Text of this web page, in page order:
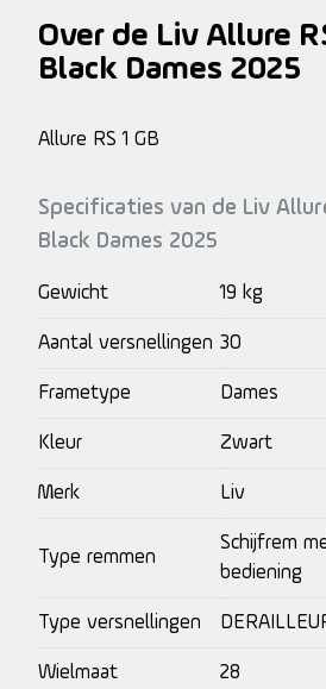
Over de Liv Allure
Black Dames 2025
Allure RS 1 GB
Specificaties van de Liv
Black Dames 2025
Gewicht 19 kg
Aantal versnellingen 30
Frametype Dames
Kleur Zwart
Merk Liv
Type remmen
Schijfrem
bediening
Type versnellingen
Wielmaat 28